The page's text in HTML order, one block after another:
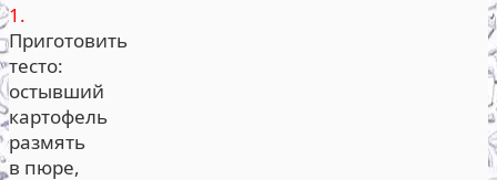
1.
Приготовить
тесто:
остывший
картофель
размять
в пюре,